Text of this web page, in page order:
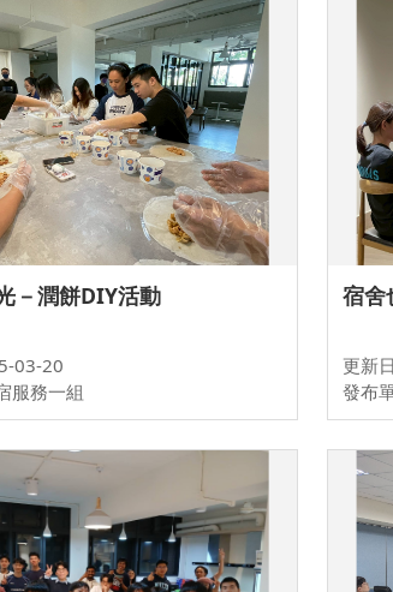
－潤餅DIY活動
03-20
服務一組
宿舍
更新
發布